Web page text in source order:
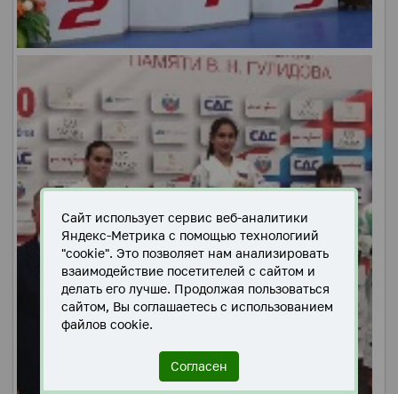
Сайт использует сервис веб-аналитики
Яндекс-Метрика с помощью технологиий
"cookie". Это позволяет нам анализировать
взаимодействие посетителей с сайтом и
делать его лучше. Продолжая пользоваться
сайтом, Вы соглашаетесь с использованием
файлов cookie.
Согласен